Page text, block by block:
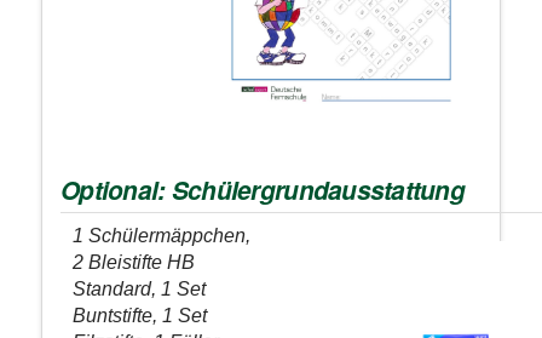
Optional: Schülergrundausstattung
1 Schülermäppchen,
2 Bleistifte HB
Standard, 1 Set
Buntstifte, 1 Set